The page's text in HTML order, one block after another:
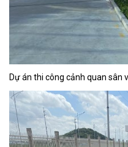
Dự án thi công cảnh quan sân